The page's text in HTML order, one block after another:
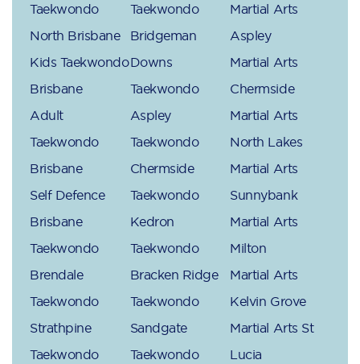
Taekwondo
North Brisbane
Kids Taekwondo
Brisbane
Adult
Taekwondo
Brisbane
Self Defence
Brisbane
Taekwondo
Brendale
Taekwondo
Strathpine
Taekwondo
Taekwondo
Bridgeman
Downs
Taekwondo
Aspley
Taekwondo
Chermside
Taekwondo
Kedron
Taekwondo
Bracken Ridge
Taekwondo
Sandgate
Taekwondo
Martial Arts
Aspley
Martial Arts
Chermside
Martial Arts
North Lakes
Martial Arts
Sunnybank
Martial Arts
Milton
Martial Arts
Kelvin Grove
Martial Arts St
Lucia